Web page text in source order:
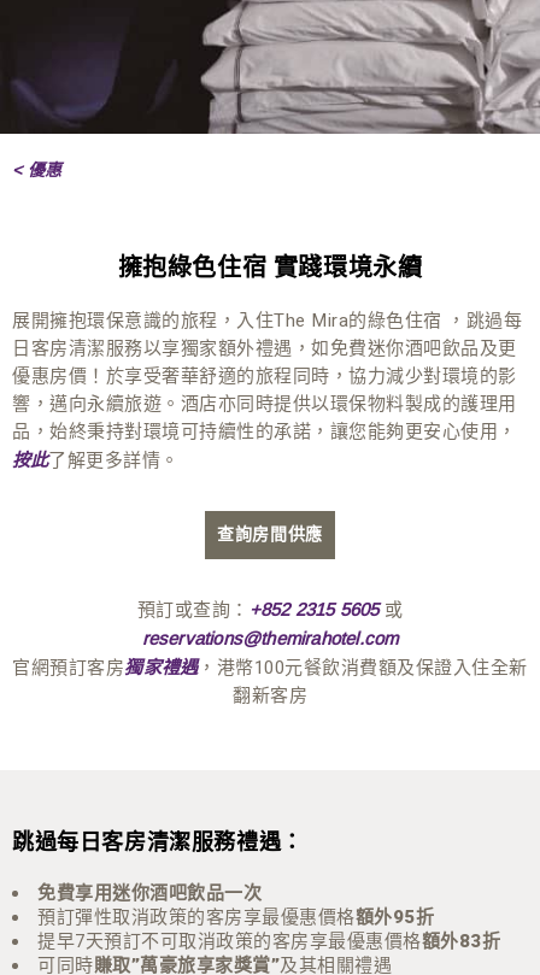
< 優惠
擁抱綠色住宿 實踐環境永續
展開擁抱環保意識的旅程，入住The Mira的綠色住宿 ，跳過每
日客房清潔服務以享獨家額外禮遇，如免費迷你酒吧飲品及更
優惠房價！於享受奢華舒適的旅程同時，協力減少對環境的影
響，邁向永續旅遊。酒店亦同時提供以環保物料製成的護理用
品，始終秉持對環境可持續性的承諾，讓您能夠更安心使用，
按此了解更多詳情。
查詢房間供應
預訂或查詢： +852 2315 5605或
reservations@themirahotel.com
官網預訂客房獨家禮遇，港幣100元餐飲消費額及保證入住全新
翻新客房
跳過每日客房清潔服務禮遇：
免費享用迷你酒吧飲品一次
預訂彈性取消政策的客房享最優惠價格額外95折
提早7天預訂不可取消政策的客房享最優惠價格額外83折
可同時賺取”萬豪旅享家獎賞”及其相關禮遇